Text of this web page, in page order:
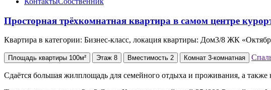
Просторная трёхкомнатная квартира в самом центре
Квартира в категории: Бизнес-класс, локация квартиры: Дом3/8 ЖК
Площадь квартиры 100м² Этаж 8 Вместимость 2 Комнат 3-комнатная
Сдаётся большая жилплощадь для семейного отдыха и проживания, а